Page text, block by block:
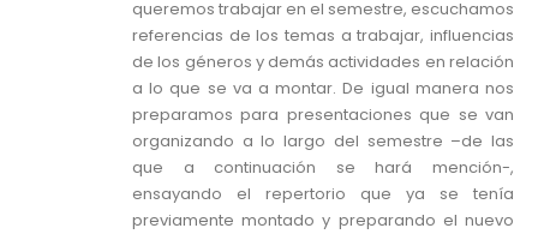
queremos trabajar en el semestre, escuchamos
referencias de los temas a trabajar, influencias
de los géneros y demás actividades en relación
a lo que se va a montar. De igual manera nos
preparamos para presentaciones que se van
organizando a lo largo del semestre –de las
que a continuación se hará mención-,
ensayando el repertorio que ya se tenía
previamente montado y preparando el nuevo